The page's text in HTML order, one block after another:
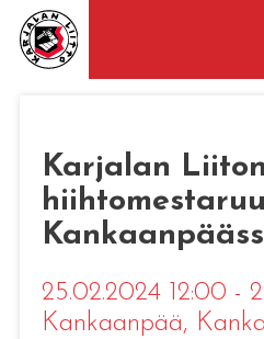
Karjalan Liiton
25.02.2024 12:00 -
Kankaanpää,